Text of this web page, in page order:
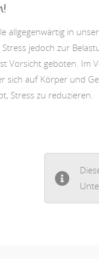
allgegenwärtig in
jedoch zur
Vorsicht geboten. Im
sich auf Körper und
Stress zu reduzieren.